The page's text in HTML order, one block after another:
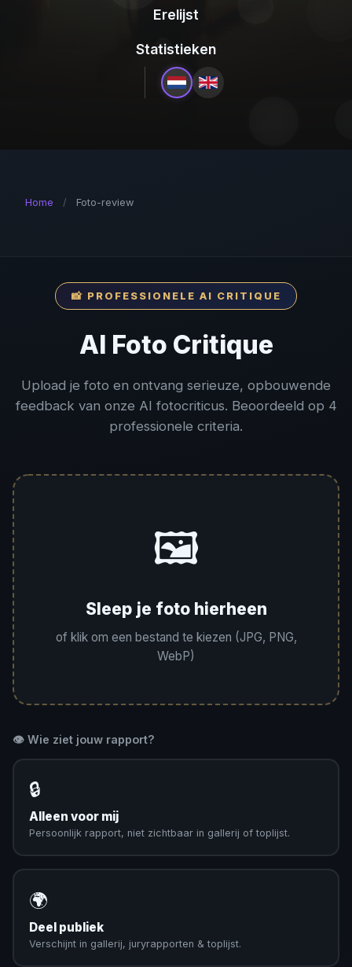
Erelijst
Statistieken
Home / Foto-review
📸 PROFESSIONELE AI CRITIQUE
AI Foto Critique
Upload je foto en ontvang serieuze, opbouwende
feedback van onze AI fotocriticus. Beoordeeld op 4
professionele criteria.
🖼️
Sleep je foto hierheen
of klik om een bestand te kiezen (JPG, PNG,
WebP)
👁️ Wie ziet jouw rapport?
🔒
Alleen voor mij
Persoonlijk rapport, niet zichtbaar in gallerij of toplijst.
🌍
Deel publiek
Verschijnt in gallerij, juryrapporten & toplijst.